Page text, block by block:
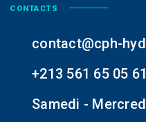
CONTACTS
contact@cph-
+213 561 65 05 61
Samedi -